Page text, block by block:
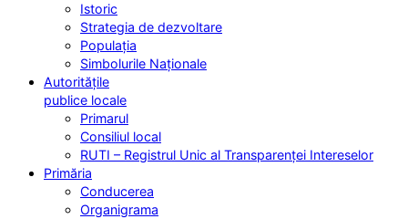
Istoric
Strategia de dezvoltare
Populația
Simbolurile Naționale
Autoritățile
publice locale
Primarul
Consiliul local
RUTI – Registrul Unic al Transparenței Intereselor
Primăria
Conducerea
Organigrama